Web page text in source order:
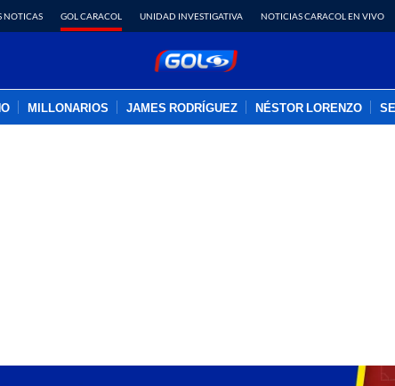
NOTICAS GOL CARACOL UNIDAD INVESTIGATIVA NOTICIAS CARACOL EN VIVO
MILLONARIOS JAMES RODRÍGUEZ NÉSTOR LORENZO